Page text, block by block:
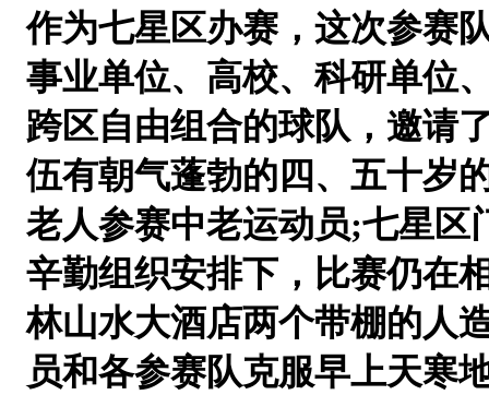
作为七星区办赛，这次参赛
事业单位、高校、科研单位
跨区自由组合的球队，邀请
伍有朝气蓬勃的四、五十岁
老人参赛中老运动员;七星区
辛勤组织安排下， 比赛仍在
林山水大酒店两个带棚的人
员和各参赛队克服早上天寒